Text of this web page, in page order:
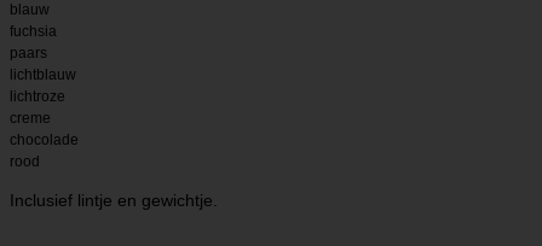
blauw
fuchsia
paars
lichtblauw
lichtroze
creme
chocolade
rood
Inclusief lintje en gewichtje.